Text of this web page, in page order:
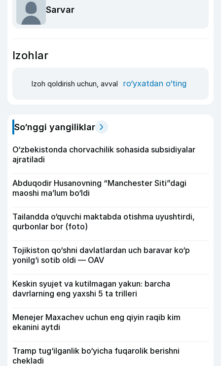
Sarvar
Izohlar
Izoh qoldirish uchun, avval ro‘yxatdan o‘ting
So‘nggi yangiliklar
O‘zbekistonda chorvachilik sohasida subsidiyalar
ajratiladi
Abduqodir Husanovning “Manchester Siti”dagi
maoshi ma’lum bo‘ldi
Tailandda o‘quvchi maktabda otishma uyushtirdi,
qurbonlar bor (foto)
Tojikiston qo‘shni davlatlardan uch baravar ko‘p
yonilg‘i sotib oldi — OAV
Keskin syujet va kutilmagan yakun: barcha
davrlarning eng yaxshi 5 ta trilleri
Menejer Maxachev uchun eng qiyin raqib kim
ekanini aytdi
Tramp tug‘ilganlik bo‘yicha fuqarolik berishni
chekladi